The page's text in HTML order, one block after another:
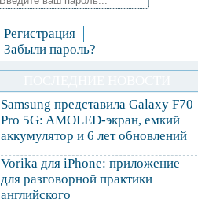
Регистрация
Забыли пароль?
Samsung представила Galaxy F70
Pro 5G: AMOLED-экран, емкий
аккумулятор и 6 лет обновлений
Vorika для iPhone: приложение
для разговорной практики
английского